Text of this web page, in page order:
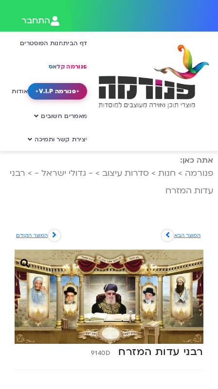
התחבר
דף הביתחנות הפוסטרים
פנורמה קלאס
פנורמה V.I.P אודות
מאמרים חשובים
יצירת קשר ותמיכה
אתה כאן:
פנורמה > חנות > סדרות עיצוב > - גדולי ישראל - > רבני
עדות המזרח
המוצר הקודם המוצר הבא
רבני עדות המזרח 9140D